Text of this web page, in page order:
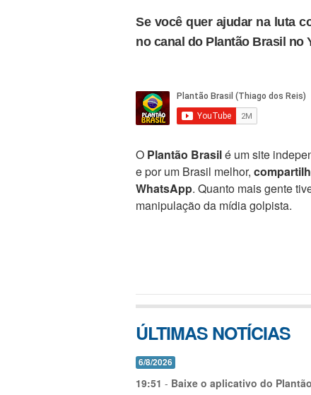
Se você quer ajudar na luta
no canal do Plantão Brasil no
O Plantão Brasilé um site
e por um Brasil melhor,
WhatsApp. Quanto mais gente
manipulação da mídia golpista.
ÚLTIMAS NOTÍCIAS
6/8/2026
19:51 - Baixe o aplicativo do